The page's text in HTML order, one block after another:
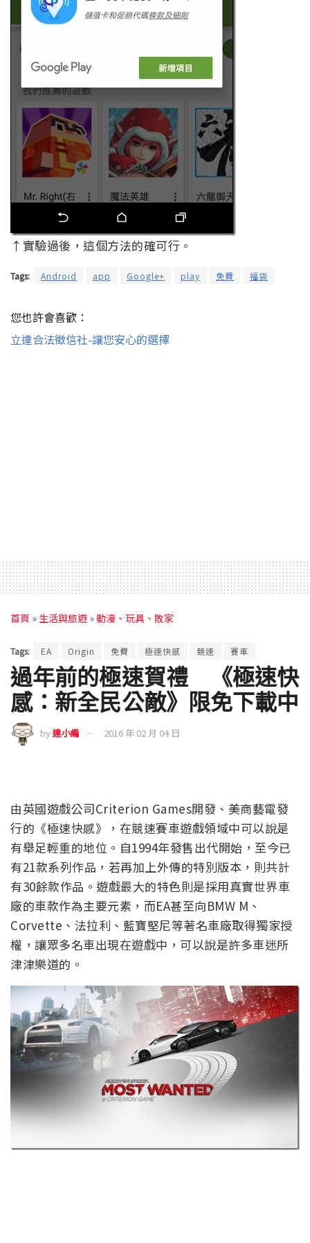
↑實驗過後，這個方法的確可行。
Tags: Android app Google+ play 免費 福袋
您也許會喜歡：
立達合法徵信社-讓您安心的選擇
首頁 » 生活與旅遊 » 動漫、玩具、敗家
Tags: EA Origin 免費 極速快感 競速 賽車
過年前的極速賀禮 《極速快
感：新全民公敵》限免下載中
by達小編 2016 年 02 月 04 日
由英國遊戲公司Criterion Games開發、美商藝電發
行的《極速快感》，在競速賽車遊戲領域中可以說是
有舉足輕重的地位。自1994年發售出代開始，至今已
有21款系列作品，若再加上外傳的特別版本，則共計
有30餘款作品。遊戲最大的特色則是採用真實世界車
廠的車款作為主要元素，而EA甚至向BMW M、
Corvette、法拉利、藍寶堅尼等著名車廠取得獨家授
權，讓眾多名車出現在遊戲中，可以說是許多車迷所
津津樂道的。